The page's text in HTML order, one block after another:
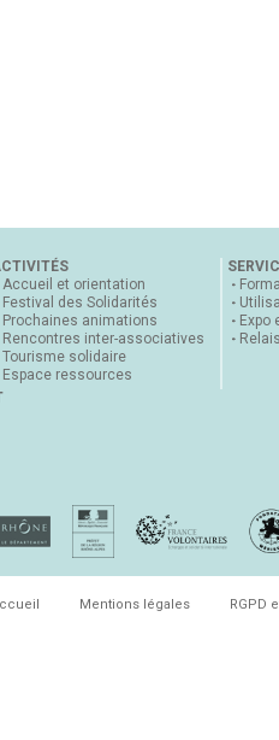
Accueil et orientation
Festival des Solidarités
Prochaines animations
Rencontres inter-associatives
Tourisme solidaire
Espace ressources
Expo
Mentions légales RGPD